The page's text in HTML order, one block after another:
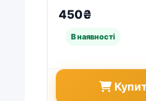
450₴